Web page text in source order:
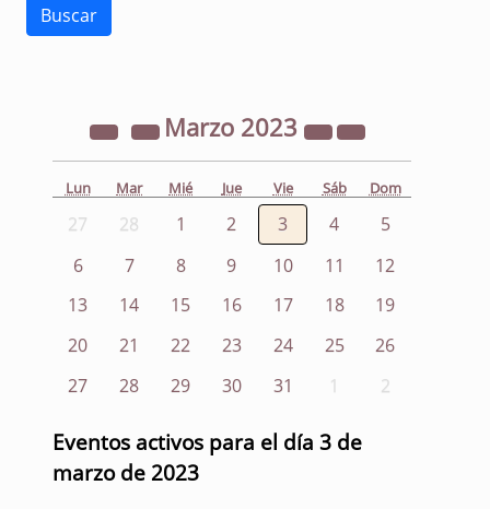
Marzo 2023
Lun Mar Mié Jue Vie Sáb Dom
27 28 1 2 3 4
5
6
7 8 9 10 11
12
13
14 15 16 17 18
19
20
21 22 23 24 25
26
27
28 29 30 31 1 2
Eventos activos para el día 3 de
marzo de 2023